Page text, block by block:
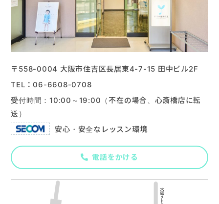
イベント情報
楽器販売
〒558-0004 大阪市住吉区長居東4-7-15 田中ビル2F
06-6608-0708
受付時間：10:00～19:00（不在の場合、心斎橋店に転
送）
安心・安全なレッスン環境
電話をかける